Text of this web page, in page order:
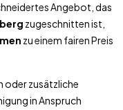
Angebot, das
zugeschnitten ist,
zu einem fairen Preis
oder zusätzliche
in Anspruch